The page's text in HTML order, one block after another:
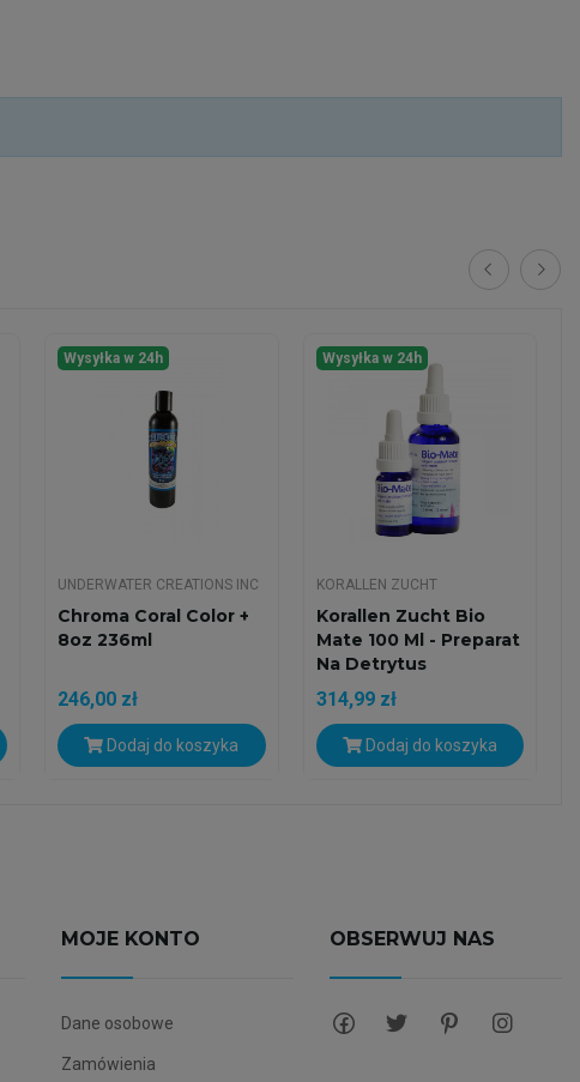
Wysyłka w 24h
UNDERWATER CREATIONS INC
Chroma Coral Color +
8oz 236ml
246,00 zł
Dodaj do koszyka
Wysyłka w 24h
KORALLEN ZUCHT
Korallen Zucht Bio
Mate 100 Ml - Preparat
Na Detrytus
314,99 zł
Dodaj do koszyka
MOJE KONTO
Dane osobowe
Zamówienia
OBSERWUJ NAS